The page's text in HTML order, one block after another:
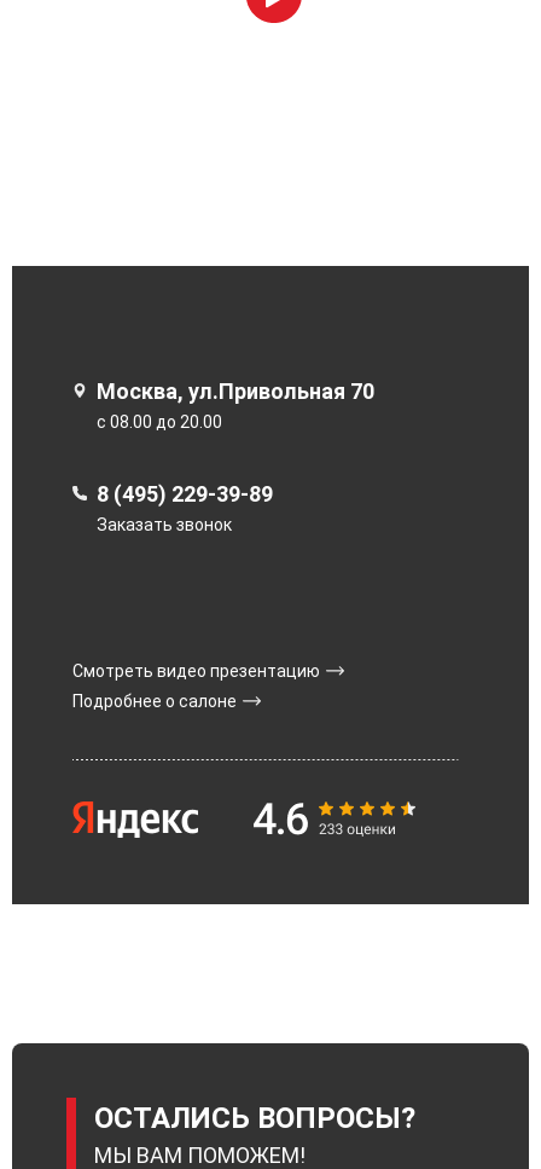
Москва, ул.Привольная 70
с 08.00 до 20.00
8 (495) 229-39-89
Заказать звонок
Смотреть видео презентацию
Подробнее о салоне
ОСТАЛИСЬ ВОПРОСЫ?
МЫ ВАМ ПОМОЖЕМ!